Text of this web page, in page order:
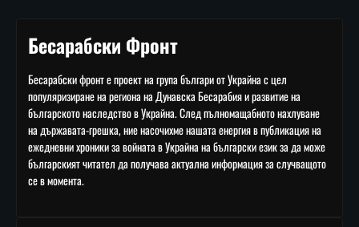
Бесарабски Фронт
Бесарабски фронт е проект на група българи от Украйна с цел
популяризиране на региона на Дунавска Бесарабия и развитие на
българското наследство в Украйна. След пълномащабното нахлуване
на държавата-грешка, ние насочихме нашата енергия в публикация на
ежедневни хроники за войната в Украйна на български език за да може
българският читател да получава актуална информация за случващото
се в момента.